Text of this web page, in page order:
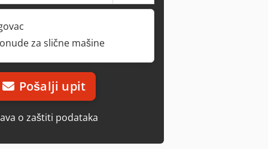
za slične mašine
Pošalji upit
o zaštiti podataka